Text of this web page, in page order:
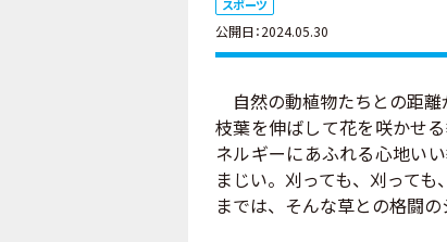
スポーツ
公開日：2024.05.30
自然の動植物たちとの距
枝葉を伸ばして花を咲かせ
ネルギーにあふれる心地い
まじい。刈っても、刈って
までは、そんな草との格闘の